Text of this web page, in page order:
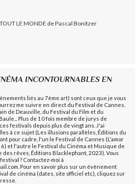
LE MONDE de Pascal Bonitzer
INCONTOURNABLES EN
liés au 7ème art) sont ceux que je vous
me suivre en direct du Festival de Cannes,
de Deauville, du Festival du Film et du
Plus de 10 fois membre de jurys de
festivals depuis plus de vingt ans. J'ai
à ce sujet (Les illusions parallèles, Éditions du
pour cadre, l'un le Festival de Cannes (L'amor
et l'autre le Festival du Cinéma et Musique de
des rêves, Éditions Blacklephant, 2023). Vous
? Contactez-moi à
Pour en savoir plus sur un évènement
de cinéma (dates, site officiel etc), cliquez sur